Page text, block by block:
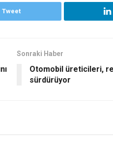
Tweet
Sonraki Haber
Otomobil üreticileri,
sürdürüyor